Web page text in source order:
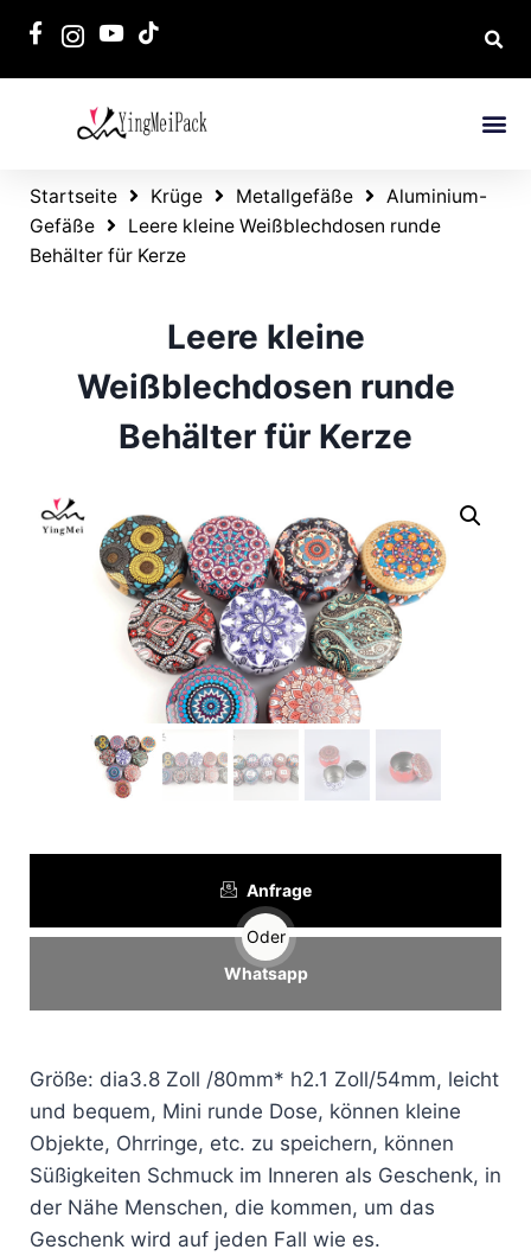
Startseite Krüge Metallgefäße
Aluminium-
Gefäße
Leere kleine Weißblechdosen runde
Behälter für Kerze
Leere kleine
Weißblechdosen runde
Behälter für Kerze
Anfrage
Oder
Whatsapp
Größe: dia3.8 Zoll /80mm* h2.1 Zoll/54mm, leicht
und bequem, Mini runde Dose, können kleine
Objekte, Ohrringe, etc. zu speichern, können
Süßigkeiten Schmuck im Inneren als Geschenk, in
der Nähe Menschen, die kommen, um das
Geschenk wird auf jeden Fall wie es.